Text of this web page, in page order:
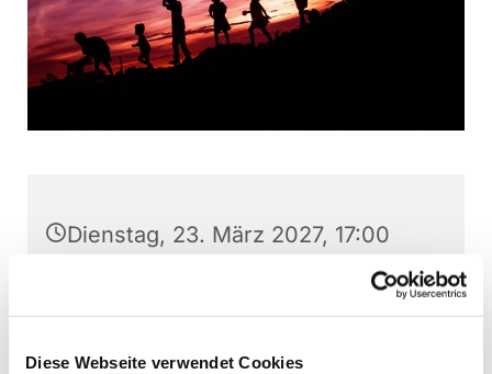
Diese Webseite verwendet Cookies
Dienstag, 23. März 2027, 17:00
Schulstraße 22, 34260 Kaufungen